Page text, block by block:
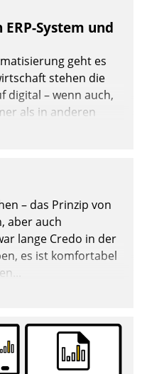
System und
geht es
stehen die
digital – wenn auch,
als in anderen
– das Prinzip von
aber auch
lange Credo in der
es ist komfortabel